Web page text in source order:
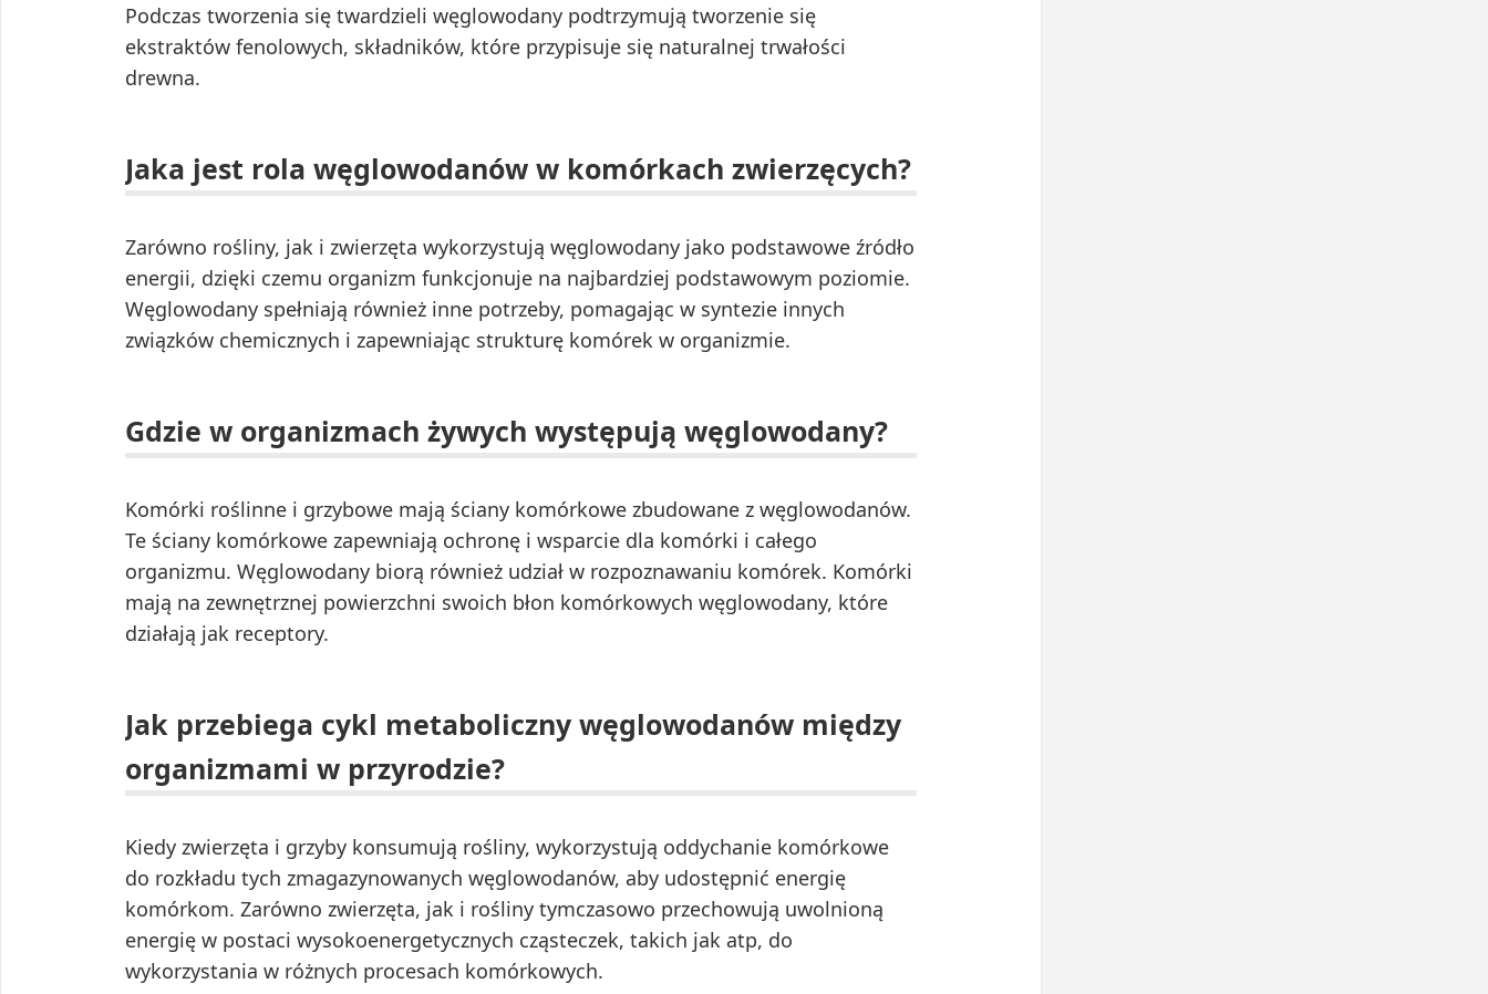
Podczas tworzenia się twardzieli węglowodany podtrzymują tworzenie się
ekstraktów fenolowych, składników, które przypisuje się naturalnej trwałości
drewna.
Jaka jest rola węglowodanów w komórkach zwierzęcych?
Zarówno rośliny, jak i zwierzęta wykorzystują węglowodany jako podstawowe źródło
energii, dzięki czemu organizm funkcjonuje na najbardziej podstawowym poziomie.
Węglowodany spełniają również inne potrzeby, pomagając w syntezie innych
związków chemicznych i zapewniając strukturę komórek w organizmie.
Gdzie w organizmach żywych występują węglowodany?
Komórki roślinne i grzybowe mają ściany komórkowe zbudowane z węglowodanów.
Te ściany komórkowe zapewniają ochronę i wsparcie dla komórki i całego
organizmu. Węglowodany biorą również udział w rozpoznawaniu komórek. Komórki
mają na zewnętrznej powierzchni swoich błon komórkowych węglowodany, które
działają jak receptory.
Jak przebiega cykl metaboliczny węglowodanów między
organizmami w przyrodzie?
Kiedy zwierzęta i grzyby konsumują rośliny, wykorzystują oddychanie komórkowe
do rozkładu tych zmagazynowanych węglowodanów, aby udostępnić energię
komórkom. Zarówno zwierzęta, jak i rośliny tymczasowo przechowują uwolnioną
energię w postaci wysokoenergetycznych cząsteczek, takich jak atp, do
wykorzystania w różnych procesach komórkowych.